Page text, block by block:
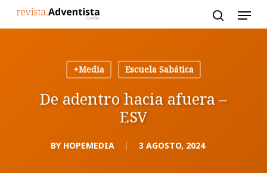
+Media
Escuela Sabática
De adentro hacia afuera –
ESV
BY HOPEMEDIA 3 AGOSTO, 2024